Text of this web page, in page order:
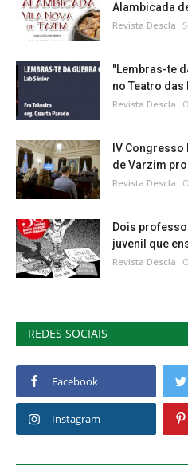
Alambicada
Revista Descla
"Lembras-te
no Teatro das
Revista Descla
IV
de Varzim
Revista Descla
Dois
juvenil que
Revista Descla
REDES SOCIAIS
Facebook
Instagram